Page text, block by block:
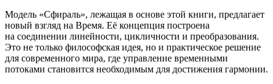
Модель «Сфираль», лежащая в основе этой книги, предлагает
новый взгляд на Время. Её концепция построена
на соединении линейности, цикличности и преобразования.
Это не только философская идея, но и практическое решение
для современного мира, где управление временными
потоками становится необходимым для достижения гармонии.